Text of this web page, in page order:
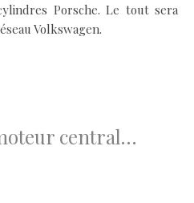
Porsche. Le tout sera
Volkswagen.
central…